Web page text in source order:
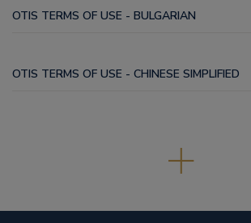
OTIS TERMS OF USE - BULGARIAN
OTIS TERMS OF USE - CHINESE SIMPLIFIED